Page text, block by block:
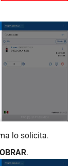
lo solicita.
.